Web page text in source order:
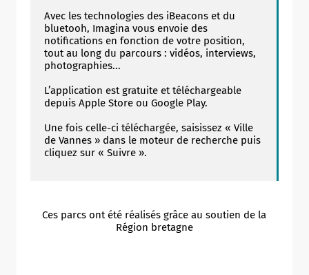
Avec les technologies des iBeacons et du
bluetooh, Imagina vous envoie des
notifications en fonction de votre position,
tout au long du parcours : vidéos, interviews,
photographies...
L’application est gratuite et téléchargeable
depuis Apple Store ou Google Play.
Une fois celle-ci téléchargée, saisissez « Ville
de Vannes » dans le moteur de recherche puis
cliquez sur « Suivre ».
Ces parcs ont été réalisés grâce au soutien de la
Région bretagne